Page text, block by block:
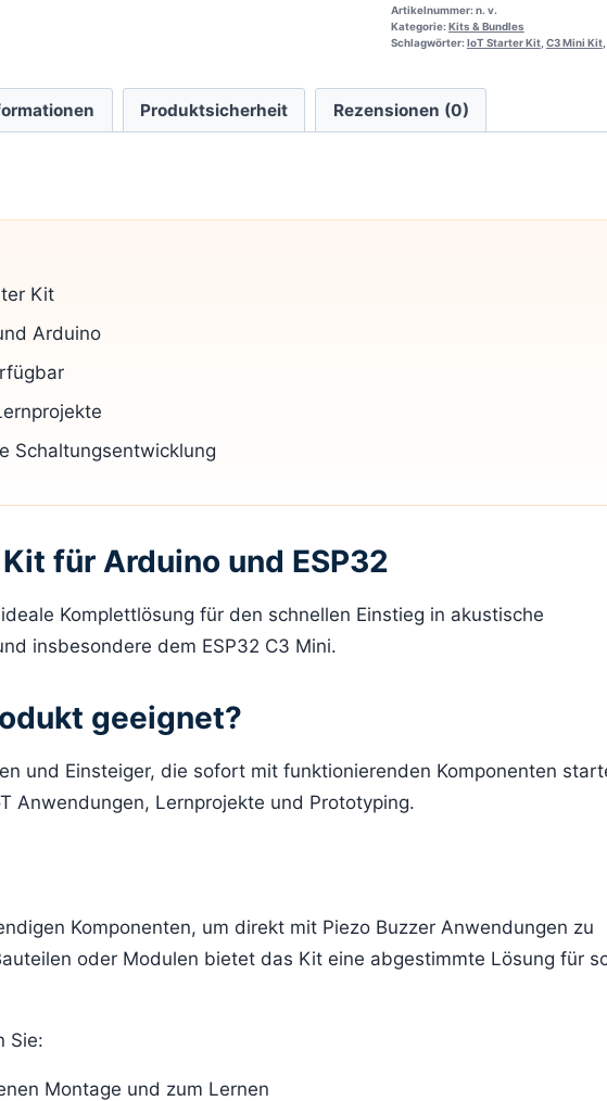
Artikelnummer:n. v.
Kategorie:Kits & Bundles
Schlagwörter:IoT Starter Kit, C3 Mini Kit,
Produktsicherheit Rezensionen (0)
Kit
Arduino
Schaltungsentwicklung
für Arduino und ESP32
Komplettlösung für den schnellen Einstieg in akustische
insbesondere dem ESP32 C3 Mini.
geeignet?
und Einsteiger, die sofort mit funktionierenden Komponenten
Anwendungen, Lernprojekte und Prototyping.
Komponenten, um direkt mit Piezo Buzzer Anwendungen zu
oder Modulen bietet das Kit eine abgestimmte Lösung für
Sie:
Montage und zum Lernen